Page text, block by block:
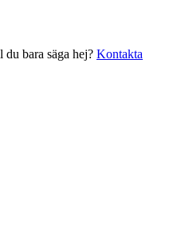
bara säga hej? Kontakta